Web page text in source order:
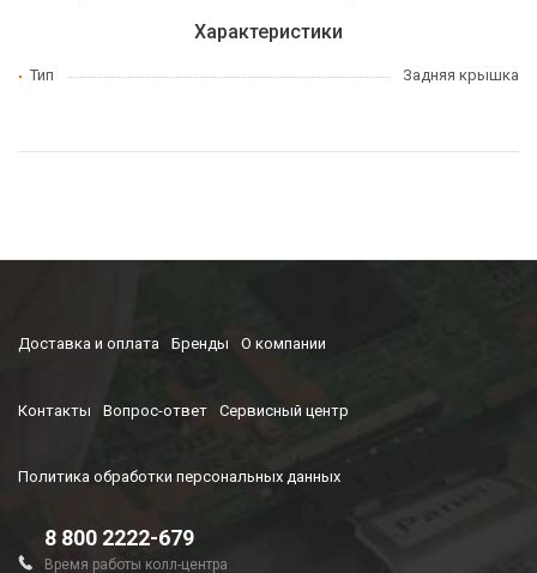
Характеристики
Тип Задняя крышка
Доставка и оплата Бренды О компании
Контакты Вопрос-ответ Сервисный центр
Политика обработки персональных данных
8 800 2222-679
Время работы колл-центра